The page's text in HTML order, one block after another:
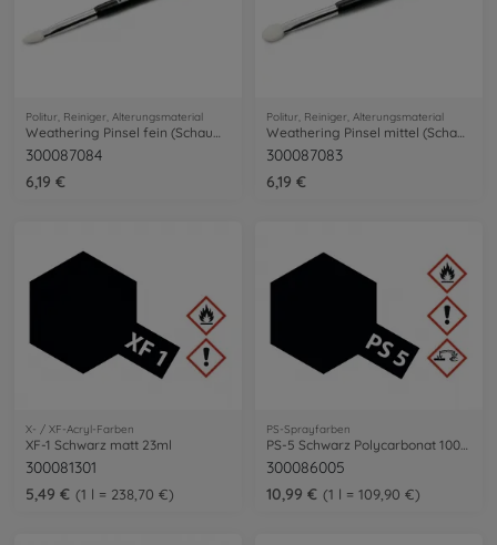
Politur, Reiniger, Alterungsmaterial
300087084
6,19 €
Politur, Reiniger, Alterungsmaterial
300087083
6,19 €
X- / XF-Acryl-Farben
XF-1 Schwarz matt 23ml
300081301
5,49 €
1 l = 238,70 €
PS-Sprayfarben
PS-5 Schwarz Polycarbonat 100ml
300086005
10,99 €
1 l = 109,90 €